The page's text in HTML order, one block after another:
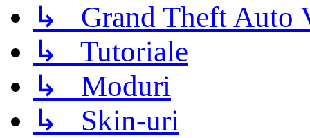
↳ Grand Theft Auto
↳ Tutoriale
↳ Moduri
↳ Skin-uri